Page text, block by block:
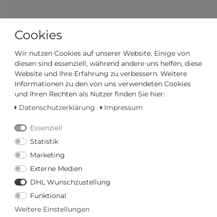
171,24 € *
Wunschliste Frage zum Artikel Preisanfrage
* inkl. ges. MwSt. zzgl.Versandkosten
Cookies
Wir nutzen Cookies auf unserer Website. Einige von
diesen sind essenziell, während andere uns helfen, diese
Website und Ihre Erfahrung zu verbessern. Weitere
Informationen zu den von uns verwendeten Cookies
und Ihren Rechten als Nutzer finden Sie hier:
Datenschutzerklärung
Impressum
Essenziell
Statistik
Marketing
Externe Medien
DHL Wunschzustellung
Funktional
Weitere Einstellungen